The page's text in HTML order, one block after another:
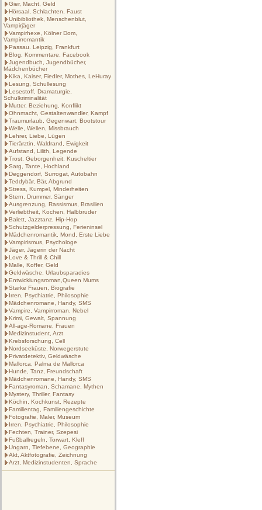
Gier, Macht, Geld
Hörsaal, Schlachten, Faust
Unibibliothek, Menschenblut,
Vampirjäger
Vampirhexe, Kölner Dom,
Vampirromantik
Passau. Leipzig, Frankfurt
Blog, Kommentare, Facebook
Jugendbuch, Jugendbücher,
Mädchenbücher
Kika, Kaiser, Fiedler, Mothes, LeHuray
Lesung, Schullesung
Lesestoff, Dramaturgie,
Schulkriminalität
Mutter, Beziehung, Konflikt
Ohnmacht, Gestaltenwandler, Kampf
Traumurlaub, Gegenwart, Bootstour
Welle, Wellen, Missbrauch
Lehrer, Liebe, Lügen
Tierärztin, Waldrand, Ewigkeit
Aufstand, Lilith, Legende
Trost, Geborgenheit, Kuscheltier
Sarg, Tante, Hochland
Deggendorf, Surrogat, Autobahn
Teddybär, Bär, Abgrund
Stress, Kumpel, Minderheiten
Stern, Drummer, Sänger
Ausgrenzung, Rassismus, Brasilien
Verliebtheit, Kochen, Halbbruder
Balett, Jazztanz, Hip-Hop
Schutzgelderpressung, Ferieninsel
Mädchenromantik, Mond, Erste Liebe
Vampirismus, Psychologe
Jäger, Jägerin der Nacht
Love & Thrill & Chill
Malle, Koffer, Geld
Geldwäsche, Urlaubsparadies
Entwicklungsroman,Queen Mums
Starke Frauen, Biografie
Irren, Psychiatrie, Philosophie
Mädchenromane, Handy, SMS
Vampire, Vampirroman, Nebel
Krimi, Gewalt, Spannung
All-age-Romane, Frauen
Medizinstudent, Arzt
Krebsforschung, Cell
Nordseeküste, Norwegerstute
Privatdetektiv, Geldwäsche
Mallorca, Palma de Mallorca
Hunde, Tanz, Freundschaft
Mädchenromane, Handy, SMS
Fantasyroman, Schamane, Mythen
Mystery, Thriller, Fantasy
Köchin, Kochkunst, Rezepte
Familientag, Familiengeschichte
Fotografie, Maler, Museum
Irren, Psychiatrie, Philosophie
Fechten, Trainer, Szepesi
Fußballregeln, Torwart, Kleff
Ungarn, Tiefebene, Geographie
Akt, Aktfotografie, Zeichnung
Arzt, Medizinstudenten, Sprache